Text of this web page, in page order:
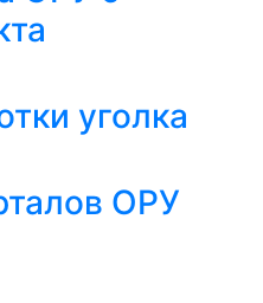
уголка
ОРУ